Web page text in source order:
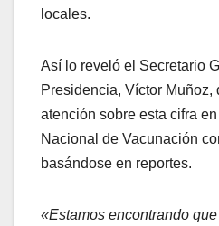
locales.
Así lo reveló el Secretario
Presidencia, Víctor Muñoz,
atención sobre esta cifra
Nacional de Vacunación
basándose en reportes.
«Estamos encontrando